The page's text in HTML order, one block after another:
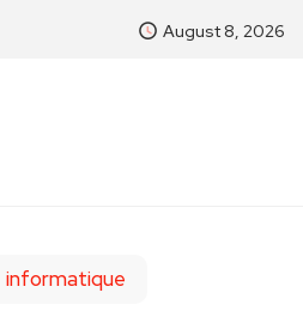
August 8, 2026
informatique